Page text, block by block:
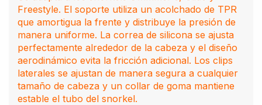
Freestyle. El soporte utiliza un acolchado de TPR
que amortigua la frente y distribuye la presión de
manera uniforme. La correa de silicona se ajusta
perfectamente alrededor de la cabeza y el diseño
aerodinámico evita la fricción adicional. Los clips
laterales se ajustan de manera segura a cualquier
tamaño de cabeza y un collar de goma mantiene
estable el tubo del snorkel.